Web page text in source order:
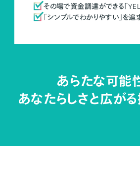
その場で資金調達ができる「
「シンプルでわかりやすい」を
あらたな可能
あなたらしさと広がる